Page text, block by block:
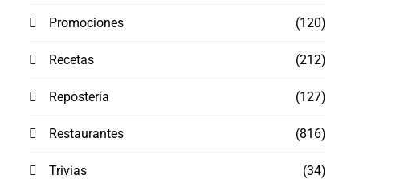
Promociones (120)
Recetas (212)
Repostería (127)
Restaurantes (816)
Trivias (34)